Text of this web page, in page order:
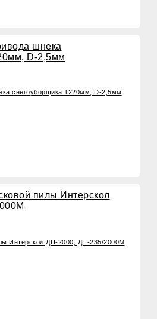
снегоуборщика 1220мм, D-2,5мм
Интерскол ДП-2000, ДП-235/2000М